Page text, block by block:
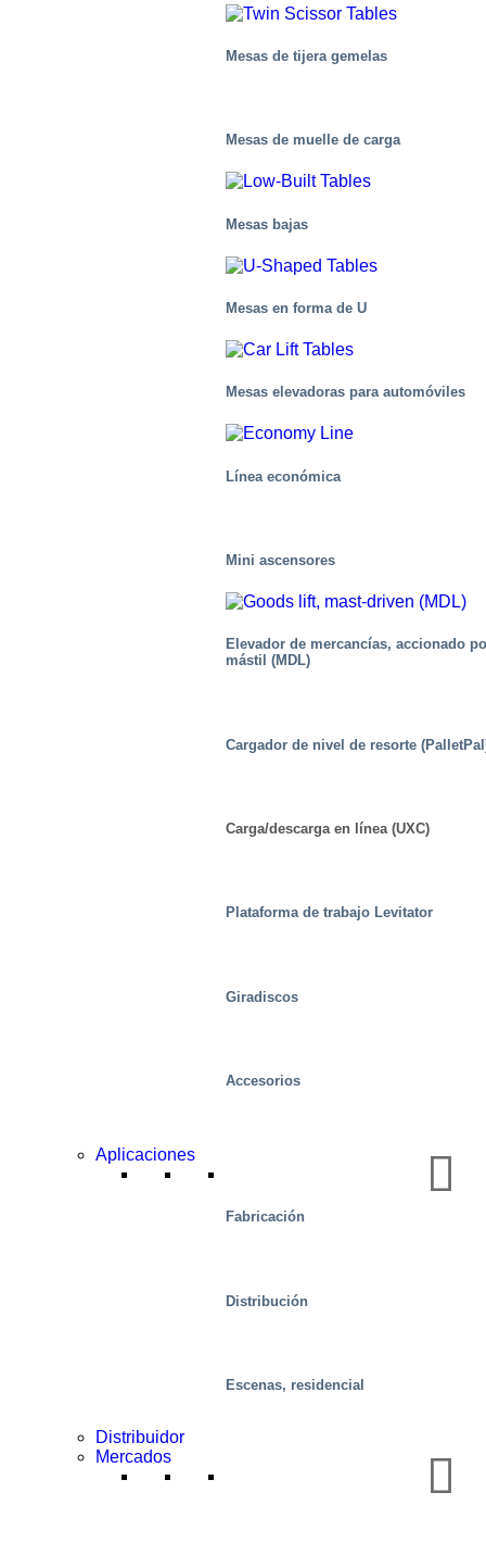
Salud y medicina
Industrial
Mesas de tijera gemelas
Mesas de muelle de carga
Mesas bajas
Mesas en forma de U
Mesas elevadoras para automóviles
Línea económica
Mini ascensores
Elevador de mercancías, accionado
mástil (MDL)
Cargador de nivel de resorte
Carga/descarga en línea (UXC)
Plataforma de trabajo Levitator
Giradiscos
Accesorios
Aplicaciones
Fabricación
Distribución
Escenas, residencial
Distribuidor
Mercados